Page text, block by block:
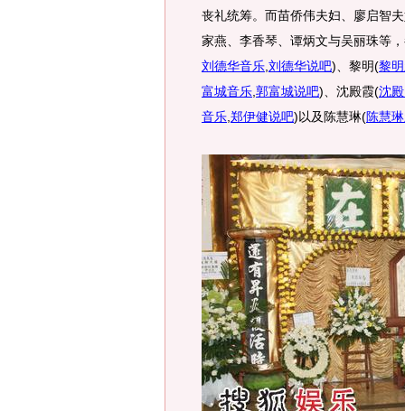
丧礼统筹。而苗侨伟夫妇、廖启智
家燕、李香琴、谭炳文与吴丽珠等
刘德华音乐 刘德华说吧) 、黎明(黎
富城音乐 郭富城说吧) 、沈殿霞(沈
音乐 郑伊健说吧)以及陈慧琳(陈慧